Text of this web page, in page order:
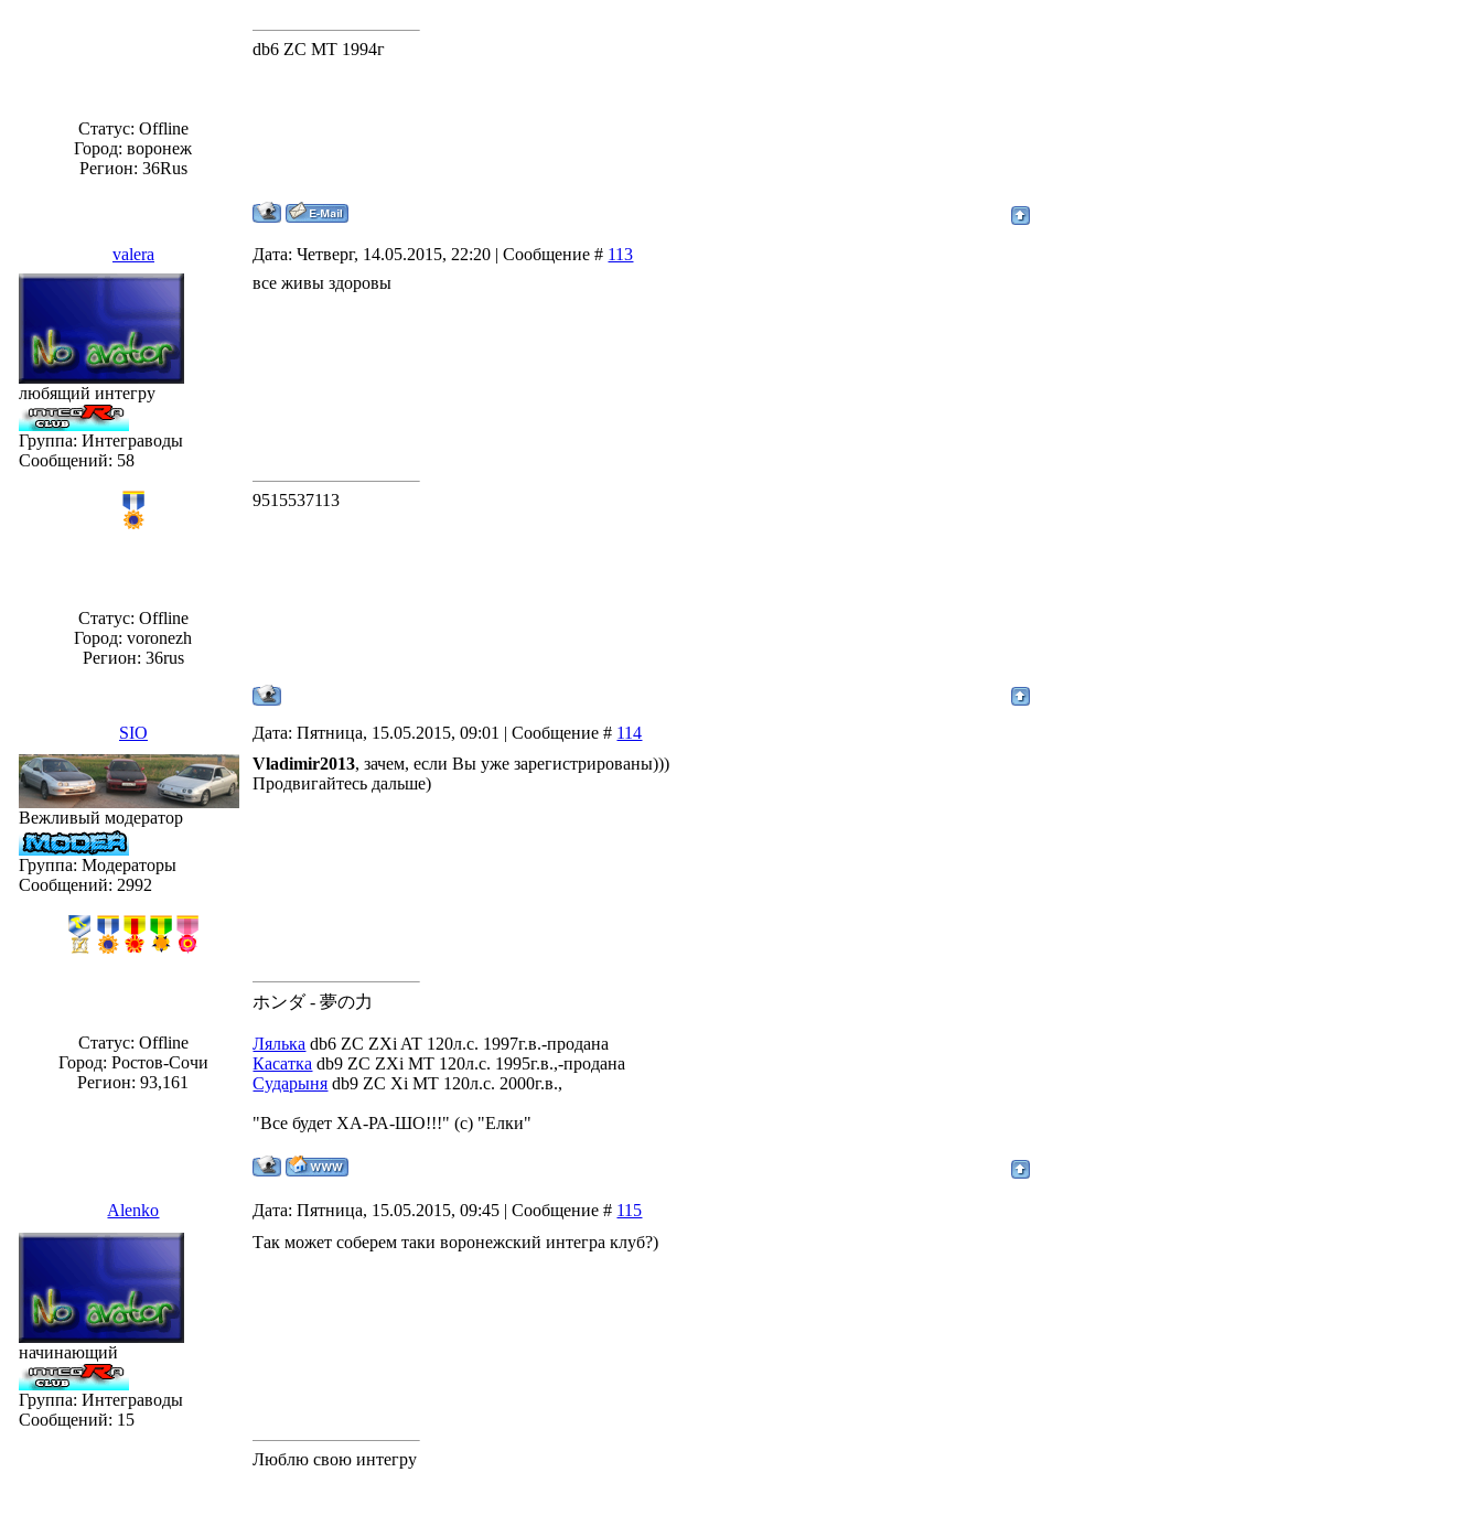
Статус: Offline
Город: воронеж
Регион: 36Rus
db6 ZC MT 1994г
valera Дата: Четверг, 14.05.2015, 22:20 | Сообщение # 113
любящий интегру
Группа: Интеграводы
Сообщений: 58
Статус: Offline
Город: voronezh
Регион: 36rus
все живы здоровы
9515537113
SIO Дата: Пятница, 15.05.2015, 09:01 | Сообщение # 114
Вежливый модератор
Группа: Модераторы
Сообщений: 2992
Статус: Offline
Город: Ростов-Сочи
Регион: 93,161
Vladimir2013, зачем, если Вы уже зарегистрированы)))
Продвигайтесь дальше)
ホンダ - 夢の力
Лялька db6 ZC ZXi AT 120л.с. 1997г.в.-продана
Касатка db9 ZC ZXi MT 120л.с. 1995г.в.,-продана
Сударыня db9 ZC Xi MT 120л.с. 2000г.в.,
"Все будет ХА-РА-ШО!!!" (с) "Елки"
Alenko Дата: Пятница, 15.05.2015, 09:45 | Сообщение # 115
начинающий
Группа: Интеграводы
Сообщений: 15
Так может соберем таки воронежский интегра клуб?)
Люблю свою интегру